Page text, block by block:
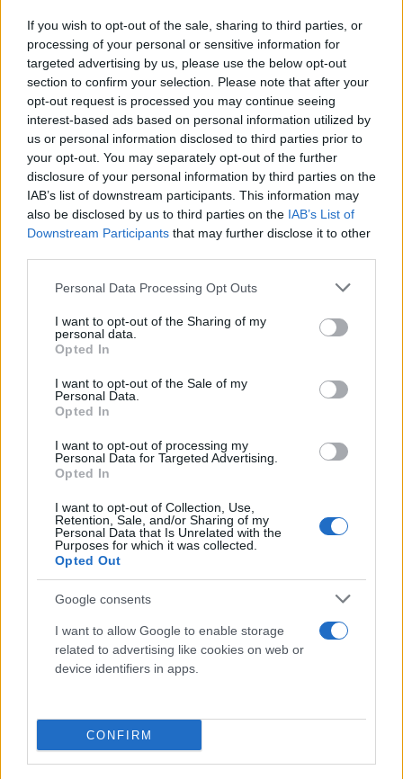
If you wish to opt-out of the sale, sharing to third parties, or
processing of your personal or sensitive information for
targeted advertising by us, please use the below opt-out
section to confirm your selection. Please note that after your
opt-out request is processed you may continue seeing
interest-based ads based on personal information utilized by
us or personal information disclosed to third parties prior to
your opt-out. You may separately opt-out of the further
disclosure of your personal information by third parties on the
IAB’s list of downstream participants. This information may
also be disclosed by us to third parties on the IAB’s List of
Downstream Participants that may further disclose it to other
Please note that this website/app uses one or more Google
not limited to your visit or usage behaviour. You may click to
grant or deny consent to Google and its third-party tags to
use your data for below specified purposes in below Google
consent section.
Personal Data Processing Opt Outs
I want to opt-out of the Sharing of my
personal data.
Opted In
I want to opt-out of the Sale of my
Personal Data.
Opted In
I want to opt-out of processing my
Personal Data for Targeted Advertising.
Opted In
I want to opt-out of Collection, Use,
Retention, Sale, and/or Sharing of my
Personal Data that Is Unrelated with the
Purposes for which it was collected.
Opted Out
Google consents
I want to allow Google to enable storage
related to advertising like cookies on web or
device identifiers in apps.
CONFIRM
Το λεκτικό ολίσθημα του νικητή του α’ γύρου των
εκλογών για τη διαδοχή του Αλέξη Τσίπρα έλαβε
ενώπιων των δημοσιογράφων για δηλώσεις, μετά
την ολοκλήρωση της περιοδείας του, στο Αιγάλεω.
Σχολιάζοντας τη συνάντηση Μητσοτάκη-Ερντογάν,
συγκεκριμένα, ο κ. Κασσελάκης χαρακτήρισε
«απαράδεκτο» το «να μην απαντάει ο κ.
Μητσοτάκης στην πρόκληση του Ερντογάν για
αναγνώριση του κρατιδίου του δικού τους στην
Κύπρο αντί να απαντάει επί τόπου…». «…Του
ψευδοκράτους» έσπευσε να διορθώσει μετά από
«Ενας ηγέτης απαντάει ξεκάθαρα, δεν αφήνει να